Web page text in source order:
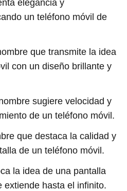
elegancia y
un teléfono móvil de
que transmite la idea
con un diseño brillante y
sugiere velocidad y
de un teléfono móvil.
que destaca la calidad y
de un teléfono móvil.
la idea de una pantalla
extiende hasta el infinito.